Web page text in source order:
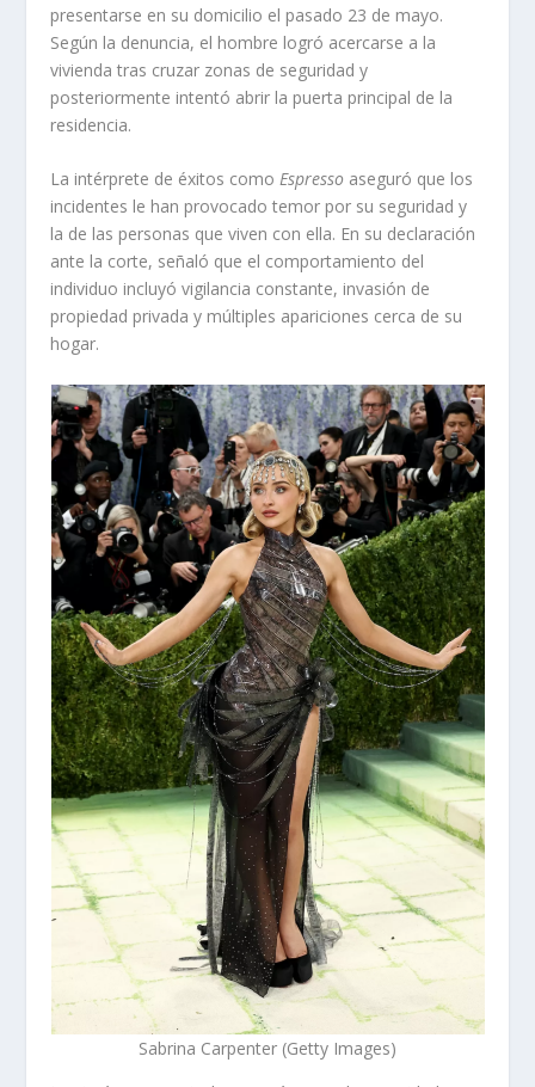
presentarse en su domicilio el pasado 23 de mayo.
Según la denuncia, el hombre logró acercarse a la
vivienda tras cruzar zonas de seguridad y
posteriormente intentó abrir la puerta principal de la
residencia.
La intérprete de éxitos comoEspresso aseguró que los
incidentes le han provocado temor por su seguridad y
la de las personas que viven con ella. En su declaración
ante la corte, señaló que el comportamiento del
individuo incluyó vigilancia constante, invasión de
propiedad privada y múltiples apariciones cerca de su
hogar.
Sabrina Carpenter (Getty Images)